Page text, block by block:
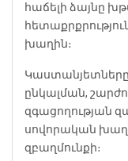
հաճելի ձայնը
խաղին։
ընկալման,
զգացողության
սովորական
զբաղմունքի։